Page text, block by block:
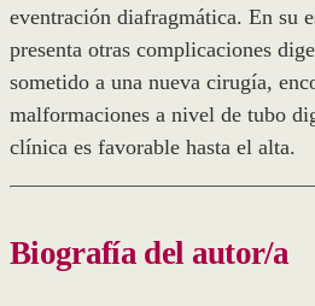
eventración diafragmática. En su
presenta otras complicaciones
sometido a una nueva cirugía,
malformaciones a nivel de tubo
clínica es favorable hasta el alta.
Biografía del autor/a